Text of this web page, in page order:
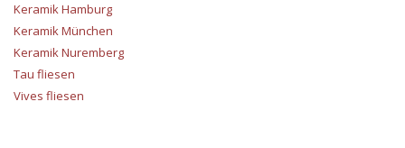
Keramik Hamburg
Keramik München
Keramik Nuremberg
Tau fliesen
Vives fliesen